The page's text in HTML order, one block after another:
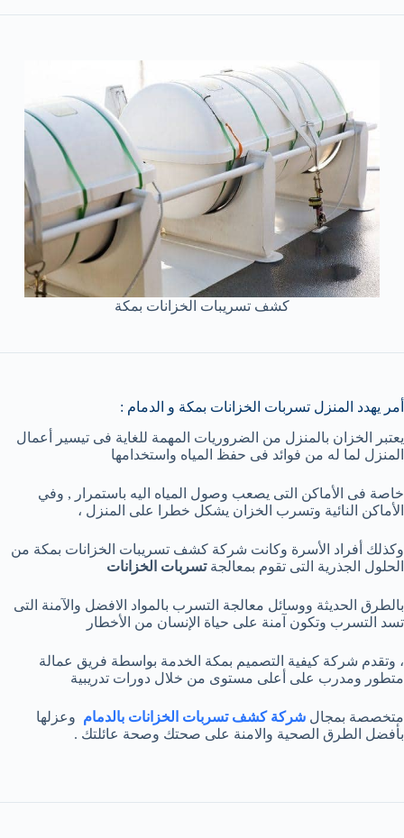
كشف تسريبات الخزانات بمكة
أمر يهدد المنزل تسربات الخزانات بمكة و الدمام :
يعتبر الخزان بالمنزل من الضروريات المهمة للغاية فى تيسير أعمال
المنزل لما له من فوائد فى حفظ المياه واستخدامها
خاصة فى الأماكن التى يصعب وصول المياه اليه باستمرار , وفي
الأماكن النائية وتسرب الخزان يشكل خطرا على المنزل ،
وكذلك أفراد الأسرة وكانت شركة كشف تسريبات الخزانات بمكة من
الحلول الجذرية التى تقوم بمعالجةتسربات الخزانات
بالطرق الحديثة ووسائل معالجة التسرب بالمواد الافضل والآمنة التى
تسد التسرب وتكون آمنة على حياة الإنسان من الأخطار
، وتقدم شركة كيفية التصميم بمكة الخدمة بواسطة فريق عمالة
متطور ومدرب على أعلى مستوى من خلال دورات تدريبية
متخصصة بمجال شركة كشف تسربات الخزانات بالدمام وعزلها
بأفضل الطرق الصحية والامنة على صحتك وصحة عائلتك .